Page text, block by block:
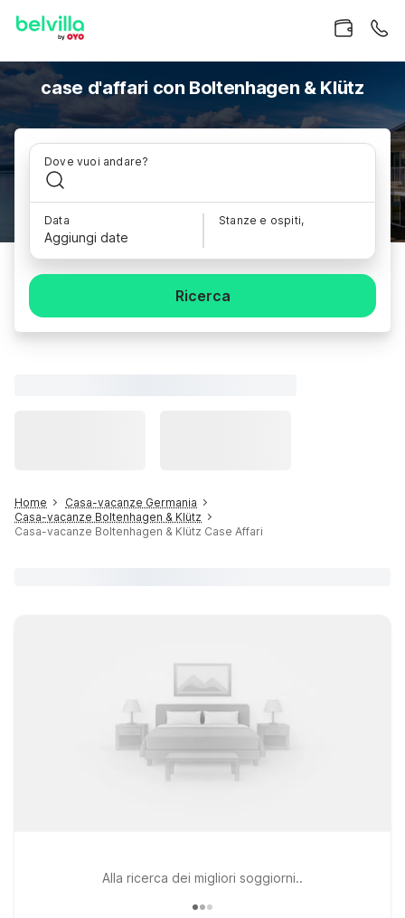
case d'affari con Boltenhagen & Klütz
Dove vuoi andare?
Data
Aggiungi date
Stanze e ospiti,
Ricerca
Home
Casa-vacanze Germania
Casa-vacanze Boltenhagen & Klütz
Casa-vacanze Boltenhagen & Klütz Case Affari
Alla ricerca dei migliori soggiorni..